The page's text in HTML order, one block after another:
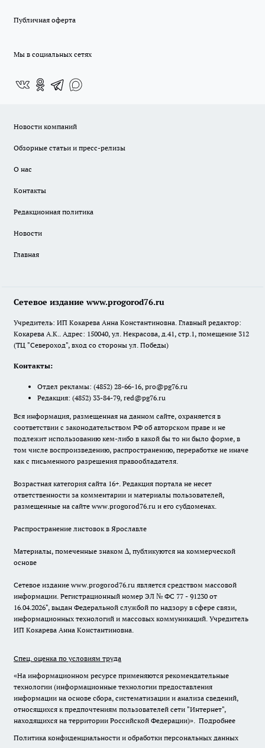
Публичная оферта
Мы в социальных сетях
Новости компаний
Обзорные статьи и пресс-релизы
О нас
Контакты
Редакционная политика
Новости
Главная
Сетевое издание www.progorod76.ru
Учредитель: ИП Кокарева Анна Константиновна. Главный редактор:
Кокарева А.К.. Адрес: 150040, ул. Некрасова, д.41, стр.1, помещение 312
(ТЦ "Североход", вход со стороны ул. Победы)
Контакты:
Отдел рекламы: (4852) 28-66-16, pro@pg76.ru
Редакция: (4852) 33-84-79, red@pg76.ru
Вся информация, размещенная на данном сайте, охраняется в
соответствии с законодательством РФ об авторском праве и не
подлежит использованию кем-либо в какой бы то ни было форме, в
том числе воспроизведению, распространению, переработке не иначе
как с письменного разрешения правообладателя.
Возрастная категория сайта 16+. Редакция портала не несет
ответственности за комментарии и материалы пользователей,
размещенные на сайте www.progorod76.ru и его субдоменах.
Распространение листовок в Ярославле
Материалы, помеченные знаком ∆, публикуются на коммерческой
основе
Сетевое издание www.progorod76.ru является средством массовой
информации. Регистрационный номер ЭЛ № ФС 77 - 91230 от
16.04.2026", выдан Федеральной службой по надзору в сфере связи,
информационных технологий и массовых коммуникаций. Учредитель
ИП Кокарева Анна Константиновна.
Спец. оценка по условиям труда
«На информационном ресурсе применяются рекомендательные
технологии (информационные технологии предоставления
информации на основе сбора, систематизации и анализа сведений,
относящихся к предпочтениям пользователей сети "Интернет",
находящихся на территории Российской Федерации)». Подробнее
Политика конфиденциальности и обработки персональных данных